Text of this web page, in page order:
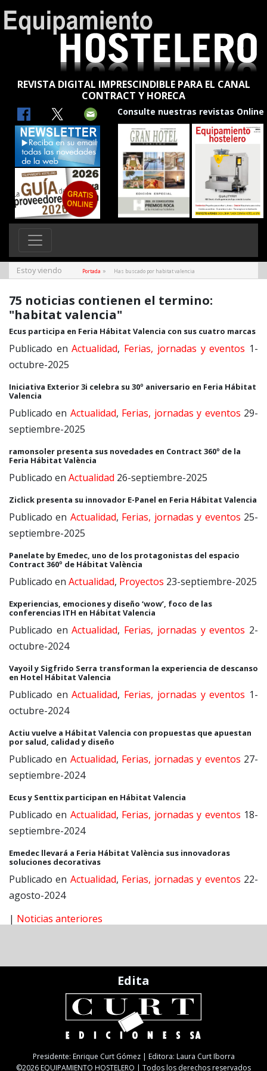
REVISTA DIGITAL IMPRESCINDIBLE PARA EL CANAL
CONTRACT Y HORECA
Consulte nuestras revistas Online
Estoy viendo Portada » Has buscado por habitat valencia
75 noticias contienen el termino:
"habitat valencia"
Ecus participa en Feria Hábitat Valencia con sus cuatro marcas
Publicado enActualidad, Ferias, jornadas y eventos 1-
octubre-2025
Iniciativa Exterior 3i celebra su 30º aniversario en Feria Hábitat
Valencia
Publicado en Actualidad, Ferias, jornadas y eventos 29-
septiembre-2025
ramonsoler presenta sus novedades en Contract 360º de la
Feria Hábitat València
Publicado en Actualidad 26-septiembre-2025
Ziclick presenta su innovador E-Panel en Feria Hábitat Valencia
Publicado en Actualidad, Ferias, jornadas y eventos 25-
septiembre-2025
Panelate by Emedec, uno de los protagonistas del espacio
Contract 360º de Hábitat València
Publicado en Actualidad, Proyectos 23-septiembre-2025
Experiencias, emociones y diseño ‘wow’, foco de las
conferencias ITH en Hábitat Valencia
Publicado enActualidad, Ferias, jornadas y eventos 2-
octubre-2024
Vayoil y Sigfrido Serra transforman la experiencia de descanso
en Hotel Hábitat Valencia
Publicado enActualidad, Ferias, jornadas y eventos 1-
octubre-2024
Actiu vuelve a Hábitat Valencia con propuestas que apuestan
por salud, calidad y diseño
Publicado en Actualidad, Ferias, jornadas y eventos 27-
septiembre-2024
Ecus y Senttix participan en Hábitat Valencia
Publicado en Actualidad, Ferias, jornadas y eventos 18-
septiembre-2024
Emedec llevará a Feria Hábitat València sus innovadoras
soluciones decorativas
Publicado en Actualidad, Ferias, jornadas y eventos 22-
agosto-2024
| Noticias anteriores
Edita
Presidente: Enrique Curt Gómez | Editora: Laura Curt Iborra
©2026 EQUIPAMIENTO HOSTELERO | Todos los derechos reservados